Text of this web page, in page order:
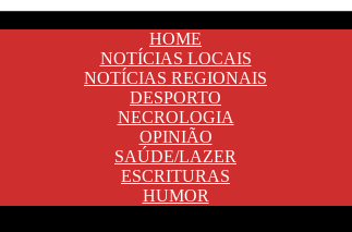
HOME
NOTÍCIAS LOCAIS
NOTÍCIAS REGIONAIS
DESPORTO
NECROLOGIA
OPINIÃO
SAÚDE/LAZER
ESCRITURAS
HUMOR